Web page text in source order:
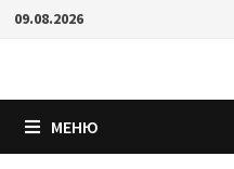
Перейти
09.08.2026
МЕНЮ